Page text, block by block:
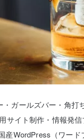
・ガールズバー・角打
サイト制作・情報発
産WordPress（ワード